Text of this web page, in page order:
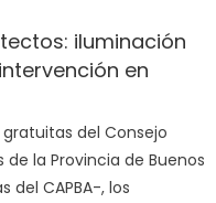
iluminación
en
del Consejo
la Provincia de Buenos
del CAPBA-, los